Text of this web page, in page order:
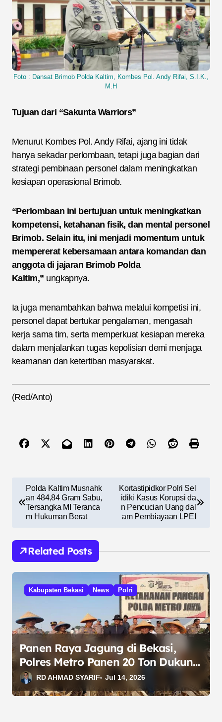
Foto : Dansat Brimob Polda Kaltim, Kombes Pol. Andy Rifai, S.I.K.,
M.H
Tujuan dari “Sakunta Warriors”
Menurut Kombes Pol. Andy Rifai, ajang ini tidak
hanya sekadar perlombaan, tetapi juga bagian dari
strategi pembinaan personel dalam meningkatkan
kesiapan operasional Brimob.
“Perlombaan ini bertujuan untuk meningkatkan
kompetensi, ketahanan fisik, dan mental personel
Brimob. Selain itu, ini menjadi momentum untuk
mempererat kebersamaan antara komandan dan
anggota di jajaran Brimob Polda
Kaltim,” ungkapnya.
Ia juga menambahkan bahwa melalui kompetisi ini,
personel dapat bertukar pengalaman, mengasah
kerja sama tim, serta memperkuat kesiapan mereka
dalam menjalankan tugas kepolisian demi menjaga
keamanan dan ketertiban masyarakat.
(Red/Anto)
a
a
p
o
s
Polda Kaltim Musnahk
an 484,84 Gram Sabu,
Tersangka MI Teranca
m Hukuman Berat
Kortastipidkor Polri Sel
idiki Kasus Korupsi da
n Pencucian Uang dal
am Pembiayaan LPEI
Related Posts
Kabupaten Bekasi News Polri
Panen Raya Jagung di Bekasi,
Polres Metro Panen 20 Ton Dukung
Ketahanan Pangan
RD AHMAD SYARIF Jul 14, 2026